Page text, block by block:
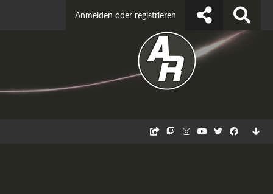
Anmelden oder registrieren